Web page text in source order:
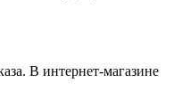
В интернет-магазине